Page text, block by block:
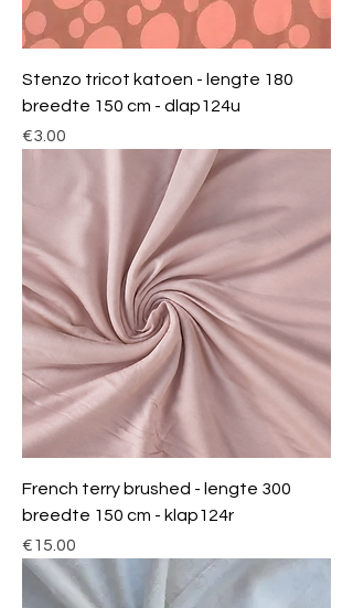
Stenzo tricot katoen - lengte 180
breedte 150 cm - dlap124u
Price
€3.00
French terry brushed - lengte 300
breedte 150 cm - klap124r
Price
€15.00